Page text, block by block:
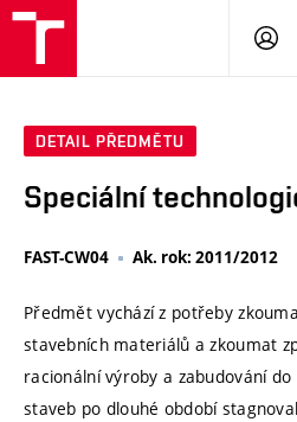
DETAIL PŘEDMĚTU
Speciální
FAST-CW04 Ak. rok: 2011/2012
Předmět vychází z potřeby
stavebních materiálů a zkoumat
racionální výroby a zabudování
staveb po dlouhé období